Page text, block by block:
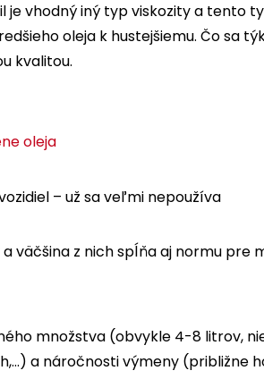
vhodný iný typ viskozity a tento
oleja k hustejšiemu. Čo sa
kvalitou.
oleja
– už sa veľmi nepoužíva
väčšina z nich spĺňa aj normu pre
množstva (obvykle 4-8 litrov,
a náročnosti výmeny (približne